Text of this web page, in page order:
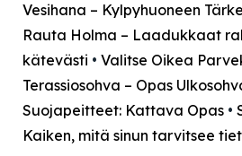
Vesihana – Kylpyhuoneen
Rauta Holma – Laadukkaat
kätevästi • Valitse Oikea
Terassiosohva – Opas
Suojapeitteet: Kattava Opas •
Kaiken, mitä sinun tarvitsee